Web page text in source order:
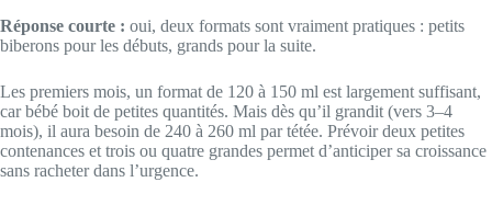
Réponse courte : oui, deux formats sont vraiment pratiques : petits
biberons pour les débuts, grands pour la suite.
Les premiers mois, un format de 120 à 150 ml est largement suffisant,
car bébé boit de petites quantités. Mais dès qu’il grandit (vers 3–4
mois), il aura besoin de 240 à 260 ml par tétée. Prévoir deux petites
contenances et trois ou quatre grandes permet d’anticiper sa croissance
sans racheter dans l’urgence.